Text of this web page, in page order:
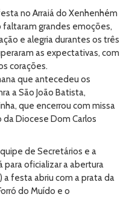
no Arraiá do Xenhenhém
faltaram grandes emoções,
e alegria durantes os três
as expectativas, com
corações.
que antecedeu os
a São João Batista,
que encerrou com missa
Diocese Dom Carlos
de Secretários e a
oficializar a abertura
festa abriu com a prata da
do Muído e o